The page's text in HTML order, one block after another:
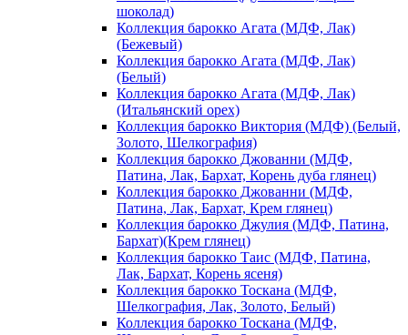
шоколад)
Коллекция барокко Агата (МДФ, Лак)
(Бежевый)
Коллекция барокко Агата (МДФ, Лак)
(Белый)
Коллекция барокко Агата (МДФ, Лак)
(Итальянский орех)
Коллекция барокко Виктория (МДФ) (Белый,
Золото, Шелкография)
Коллекция барокко Джованни (МДФ,
Патина, Лак, Бархат, Корень дуба глянец)
Коллекция барокко Джованни (МДФ,
Патина, Лак, Бархат, Крем глянец)
Коллекция барокко Джулия (МДФ, Патина,
Бархат)(Крем глянец)
Коллекция барокко Таис (МДФ, Патина,
Лак, Бархат, Корень ясеня)
Коллекция барокко Тоскана (МДФ,
Шелкография, Лак, Золото, Белый)
Коллекция барокко Тоскана (МДФ,